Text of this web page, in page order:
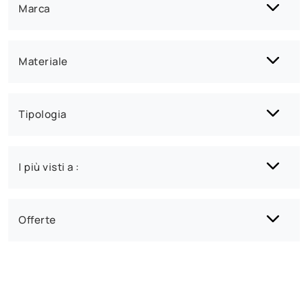
Marca
Materiale
Tipologia
I più visti a :
Offerte